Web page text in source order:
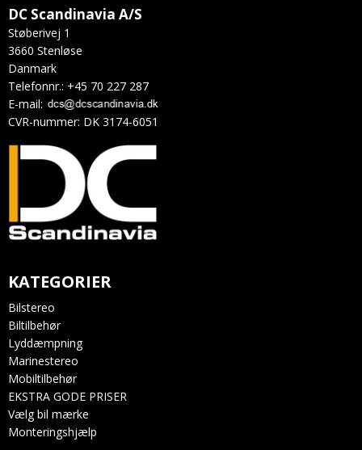
DC Scandinavia A/S
Støberivej 1
3660 Stenløse
Danmark
Telefonnr.: +45 70 227 287
E-mail:
CVR-nummer: DK 3174-6051
KATEGORIER
Bilstereo
Biltilbehør
Lyddæmpning
Marinestereo
Mobiltilbehør
EKSTRA GODE PRISER
Vælg bil mærke
Monteringshjælp